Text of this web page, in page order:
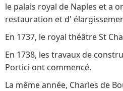
le palais royal de Naples et a
restauration et d'
En 1737, le royal théâtre St
En 1738, les travaux de
Portici ont commencé.
La même année, Charles de